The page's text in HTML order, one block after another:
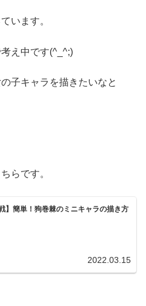
います。
え中です(^_^;)
子キャラを描きたいなと
らです。
】簡単！狗巻棘のミニキャラの描き方
2022.03.15